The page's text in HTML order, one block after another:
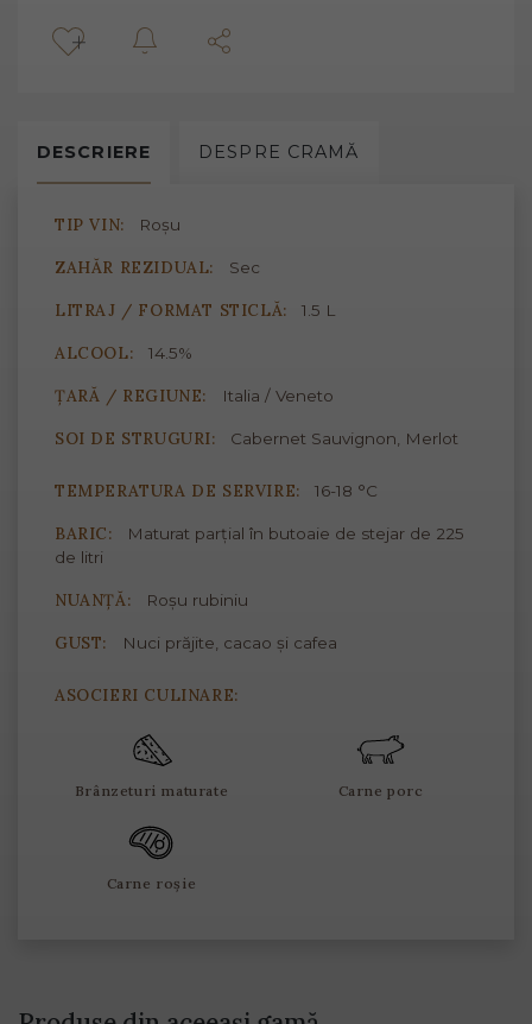
DESCRIERE DESPRE CRAMĂ
TIP VIN: Roșu
ZAHĂR REZIDUAL: Sec
LITRAJ / FORMAT STICLĂ: 1.5 L
ALCOOL: 14.5%
ȚARĂ / REGIUNE: Italia / Veneto
SOI DE STRUGURI: Cabernet Sauvignon, Merlot
TEMPERATURA DE SERVIRE: 16-18 °C
BARIC:
Maturat parțial în butoaie de stejar de 225
de litri
NUANȚĂ: Roșu rubiniu
GUST: Nuci prăjite, cacao și cafea
ASOCIERI CULINARE:
Brânzeturi maturate Carne porc
Carne roșie